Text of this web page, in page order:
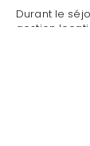
Durant le
gestion